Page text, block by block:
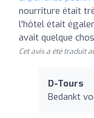
nourriture était
l'hôtel était
avait quelque
Cet avis a été traduit
D-Tours
Bedankt